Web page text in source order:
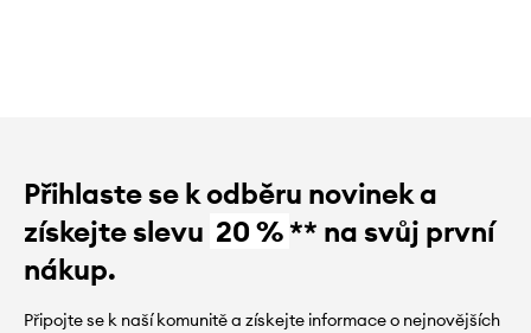
Přihlaste se k odběru novinek a
získejte slevu 20 %** na svůj první
nákup.
Připojte se k naší komunitě a získejte informace o nejnovějších